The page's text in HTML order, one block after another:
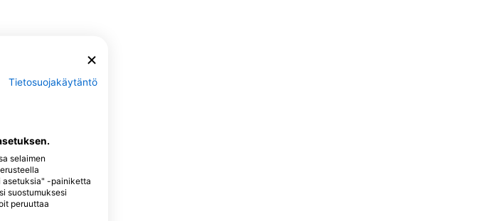
Tietosuojakäytäntö
selaimen
asetuksia" -painiketta
suostumuksesi
peruuttaa